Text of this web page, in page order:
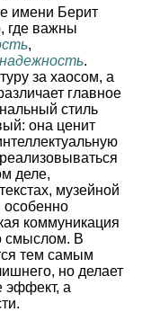
имени Берит
где важны
,
.
за хаосом, а
главное
стиль
она ценит
деле,
музейной
особенно
коммуникация
смыслом. В
тем самым
но делает
эффект, а